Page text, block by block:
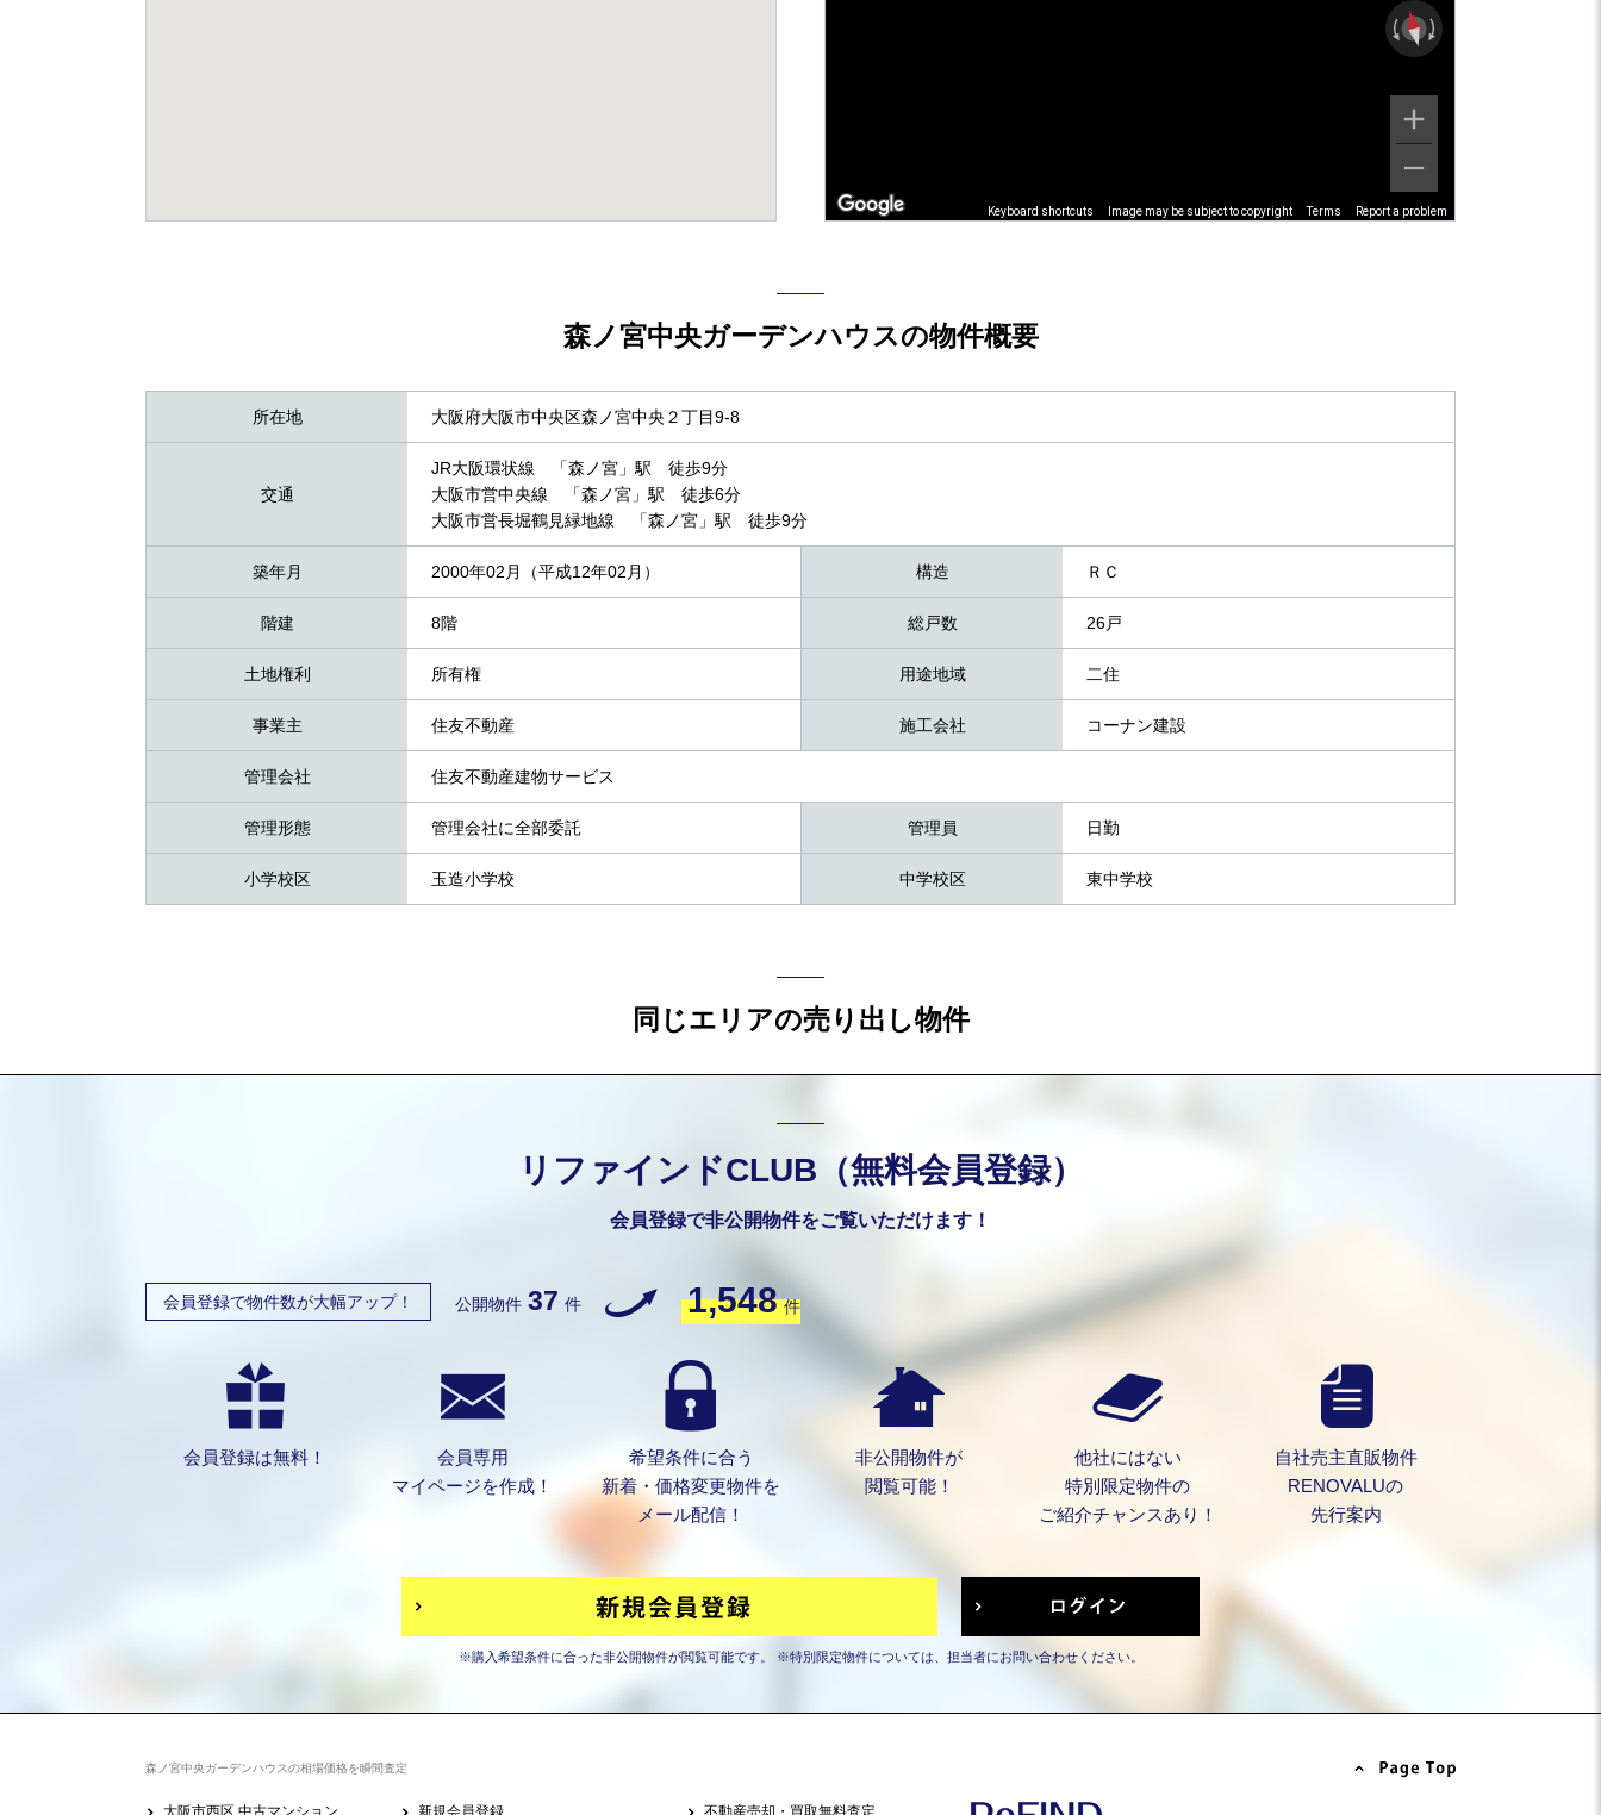
Keyboard shortcuts Image may be subject to copyright Terms Report a problem
森ノ宮中央ガーデンハウスの物件概要
所在地 大阪府大阪市中央区森ノ宮中央２丁目9-8
交通
JR大阪環状線 「森ノ宮」駅 徒歩9分
大阪市営中央線 「森ノ宮」駅 徒歩6分
大阪市営長堀鶴見緑地線 「森ノ宮」駅 徒歩9分
築年月 2000年02月（平成12年02月） 構造 ＲＣ
階建 8階 総戸数 26戸
土地権利 所有権 用途地域 二住
事業主 住友不動産 施工会社 コーナン建設
管理会社 住友不動産建物サービス
管理形態 管理会社に全部委託 管理員 日勤
小学校区 玉造小学校 中学校区 東中学校
同じエリアの売り出し物件
リファインドCLUB（無料会員登録）
会員登録で非公開物件をご覧いただけます！
会員登録で物件数が大幅アップ！ 公開物件 37 件 1,548 件
会員登録は無料！
会員専用
マイページを作成！
希望条件に合う
新着・価格変更物件を
メール配信！
非公開物件が
閲覧可能！
他社にはない
特別限定物件の
ご紹介チャンスあり！
自社売主直販物件
RENOVALUの
先行案内
※購入希望条件に合った非公開物件が閲覧可能です。 ※特別限定物件については、担当者にお問い合わせください。
森ノ宮中央ガーデンハウスの相場価格を瞬間査定
大阪市西区 中古マンション 新規会員登録 不動産売却・買取無料査定